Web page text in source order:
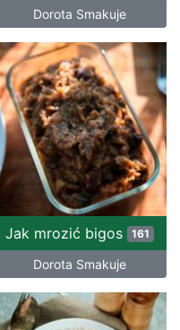
Dorota Smakuje
Jak mrozić bigos 161
Dorota Smakuje